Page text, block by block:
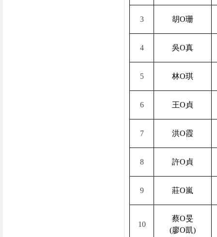
3 胡O珊
4 吳O真
5 林O琪
6 王O 貞
7 洪O霞
8 許O 貞
9 莊O嵐
10
蔡O旻
(廖O凱)